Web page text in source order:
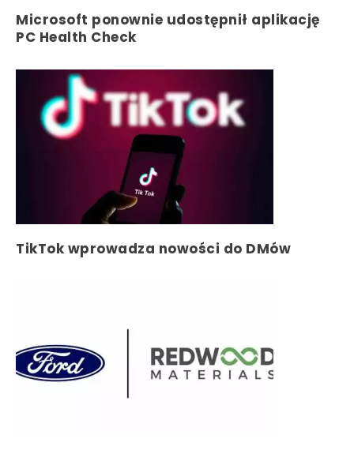
Microsoft ponownie udostępnił aplikację
PC Health Check
TikTok wprowadza nowości do DMów